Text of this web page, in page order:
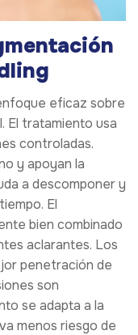
eficaz sobre
El tratamiento usa
controladas.
y apoyan la
a descomponer y
El
bien combinado
aclarantes. Los
penetración de
son
se adapta a la
menos riesgo de